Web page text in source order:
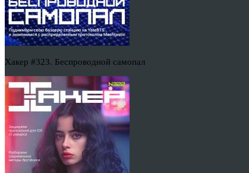
Хакер #323. Беспроводной самопал